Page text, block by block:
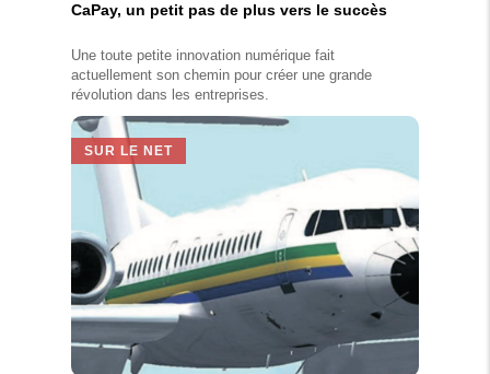
CaPay, un petit pas de plus vers le succès
Une toute petite innovation numérique fait
actuellement son chemin pour créer une grande
révolution dans les entreprises.
SUR LE NET